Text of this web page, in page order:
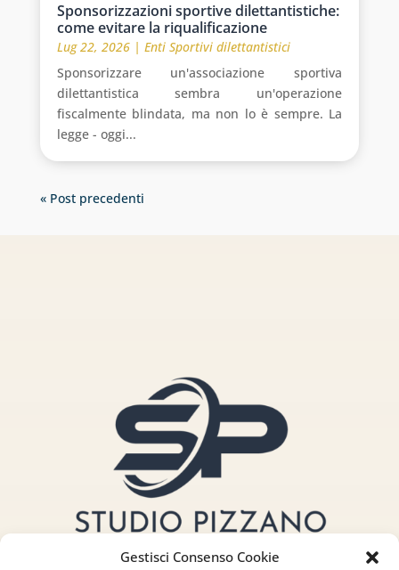
Gestisci Consenso Cookie
Sponsorizzazioni sportive dilettantistiche:
come evitare la riqualificazione
Lug 22, 2026| Enti Sportivi dilettantistici
Sponsorizzare un'associazione sportiva
dilettantistica sembra un'operazione
fiscalmente blindata, ma non lo è sempre. La
legge - oggi...
« Post precedenti